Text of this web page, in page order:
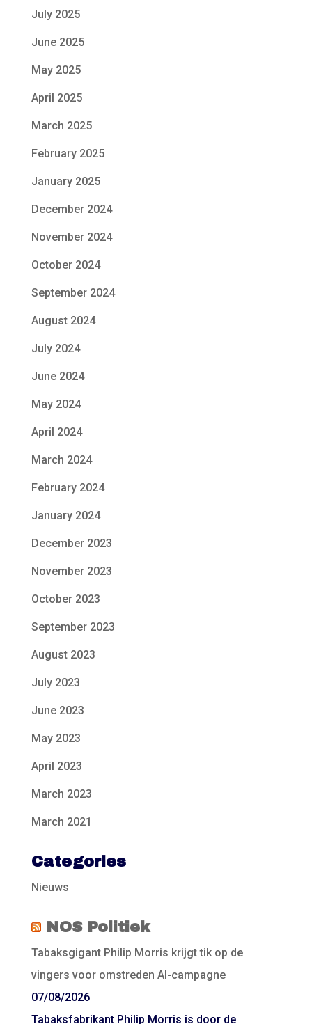
July 2025
June 2025
May 2025
April 2025
March 2025
February 2025
January 2025
December 2024
November 2024
October 2024
September 2024
August 2024
July 2024
June 2024
May 2024
April 2024
March 2024
February 2024
January 2024
December 2023
November 2023
October 2023
September 2023
August 2023
July 2023
June 2023
May 2023
April 2023
March 2023
March 2021
Categories
Nieuws
NOS Politiek
Tabaksgigant Philip Morris krijgt tik op de
vingers voor omstreden AI-campagne
07/08/2026
Tabaksfabrikant Philip Morris is door de